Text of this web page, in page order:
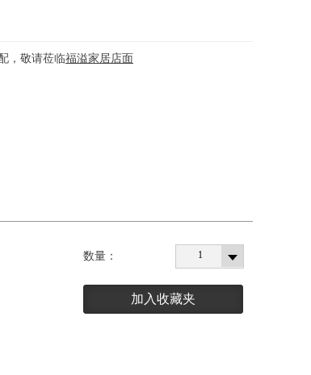
，敬请莅临福溢家居店面
数量： 1
加入收藏夹